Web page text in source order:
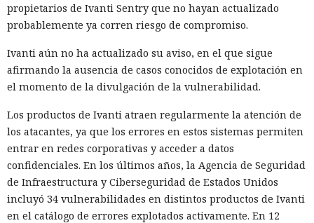
propietarios de Ivanti Sentry que no hayan actualizado
probablemente ya corren riesgo de compromiso.
Ivanti aún no ha actualizado su aviso, en el que sigue
afirmando la ausencia de casos conocidos de explotación en
el momento de la divulgación de la vulnerabilidad.
Los productos de Ivanti atraen regularmente la atención de
los atacantes, ya que los errores en estos sistemas permiten
entrar en redes corporativas y acceder a datos
confidenciales. En los últimos años, la Agencia de Seguridad
de Infraestructura y Ciberseguridad de Estados Unidos
incluyó 34 vulnerabilidades en distintos productos de Ivanti
en el catálogo de errores explotados activamente. En 12